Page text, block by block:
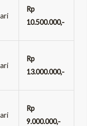
Rp
10.500.000,-
Rp
13.000.000,-
Rp
9.000.000,-